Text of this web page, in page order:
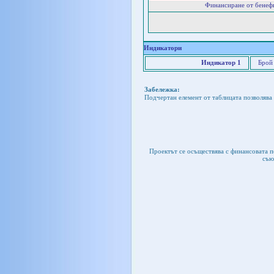
Финансиране от
Индикатори
Индикатор 1 Брой
Забележка:
Подчертан елемент от таблицата
Проектът се осъществява с финансовата